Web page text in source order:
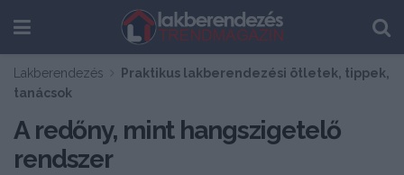
Lakberendezés
Praktikus lakberendezési ötletek, tippek,
tanácsok
A redőny, mint hangszigetelő
rendszer